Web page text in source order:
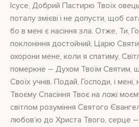
Ісусе, Добрий Пастирю Твоїх
поталу змієві і не допусти, щоб
бо в мені є насіння зла. Отже, Ти,
поклоніння достойний, Царю
охорони мене, коли я спатиму,
померкне – Духом Твоїм Святим,
Своїх учнів. Подай, Господи, і
Твоєму Спасіння Твоє на ложі
світлом розуміння Святого
любов’ю до Христа Твого, серце